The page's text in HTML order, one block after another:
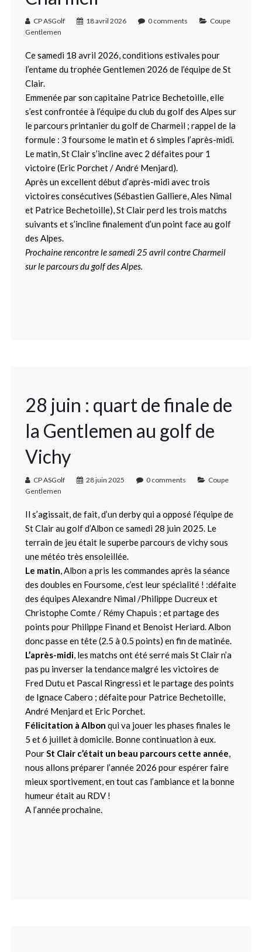
CP ASGolf 18 avril 2026 0 comments
Coupe
Gentlemen
Ce samedi 18 avril 2026, conditions estivales pour
l’entame du trophée Gentlemen 2026 de l’équipe de St
Clair.
Emmenée par son capitaine Patrice Bechetoille, elle
s’est confrontée à l’équipe du club du golf des Alpes sur
le parcours printanier du golf de Charmeil ; rappel de la
formule : 3 foursome le matin et 6 simples l’après-midi.
Le matin, St Clair s’incline avec 2 défaites pour 1
victoire (Eric Porchet / André Menjard).
Après un excellent début d’après-midi avec trois
victoires consécutives (Sébastien Galliere, Ales Nimal
et Patrice Bechetoille), St Clair perd les trois matchs
suivants et s’incline finalement d’un point face au golf
des Alpes.
Prochaine rencontre le samedi 25 avril contre Charmeil
sur le parcours du golf des Alpes.
28 juin : quart de finale de
la Gentlemen au golf de
Vichy
CP ASGolf 28 juin 2025 0 comments
Coupe
Gentlemen
Il s’agissait, de fait, d’un derby qui a opposé l’équipe de
St Clair au golf d’Albon ce samedi 28 juin 2025. Le
terrain de jeu était le superbe parcours de vichy sous
une météo très ensoleillée.
Le matin, Albon a pris les commandes après la séance
des doubles en Foursome, c’est leur spécialité ! :défaite
des équipes Alexandre Nimal /Philippe Ducreux et
Christophe Comte / Rémy Chapuis ; et partage des
points pour Philippe Finand et Benoist Heriard. Albon
donc passe en tête (2.5 à 0.5 points) en fin de matinée.
L’après-midi, les matchs ont été serré mais St Clair n’a
pas pu inverser la tendance malgré les victoires de
Fred Dutu et Pascal Ringressi et le partage des points
de Ignace Cabero ; défaite pour Patrice Bechetoille,
André Menjard et Eric Porchet.
Félicitation à Albon qui va jouer les phases finales le
5 et 6 juillet à domicile. Bonne continuation à eux.
PourSt Clair c’était un beau parcours cette année,
nous allons préparer l’année 2026 pour espérer faire
mieux sportivement, en tout cas l’ambiance et la bonne
humeur était au RDV !
A l’année prochaine.